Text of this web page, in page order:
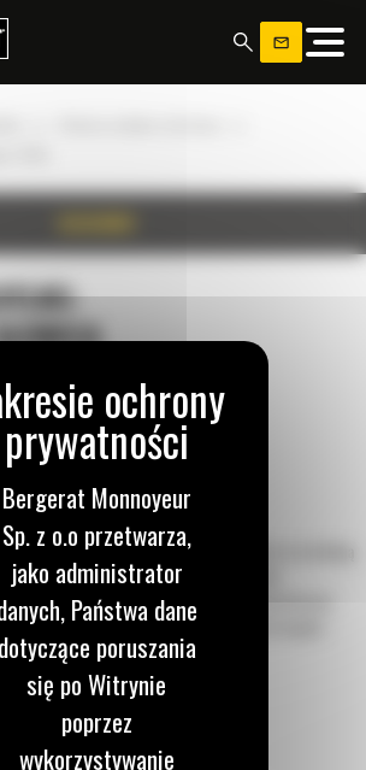
Cat® dla koparek obracają się o 360 stopni i przechylają
umożliwiając maszynie dotarcie do różnych
Głowica obrotowa-wychylna pozwala operatorowi
skał i innych przeszkód oraz łatwiej sięgać krawędzi
cookies
Bergerat Monnoyeur
Sp. z o.o przetwarza,
jako administrator
Państwa dane
dotyczące poruszania
się po Witrynie
poprzez
wykorzystywanie